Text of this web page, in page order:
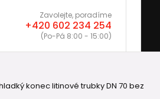
Zavolejte, poradíme
+420 602 234 254
(Po-Pá 8:00 - 15:00)
konec litinové trubky DN 70 bez